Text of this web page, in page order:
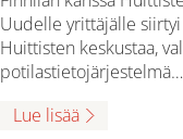
Uudelle yrittäjälle
Huittisten keskustaa,
potilastietojärjestelmä…
Lue lisää